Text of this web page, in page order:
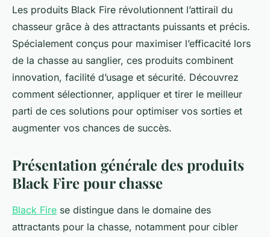
Produits Black Fire pour
chasse : Attirez efficacement le
gibier
Maxime•4 novembre 2025•4 min de lecture
Les produits Black Fire révolutionnent l’attirail du
chasseur grâce à des attractants puissants et précis.
Spécialement conçus pour maximiser l’efficacité lors
de la chasse au sanglier, ces produits combinent
innovation, facilité d’usage et sécurité. Découvrez
comment sélectionner, appliquer et tirer le meilleur
parti de ces solutions pour optimiser vos sorties et
augmenter vos chances de succès.
Présentation générale des produits
Black Fire pour chasse
Black Fire se distingue dans le domaine des
attractants pour la chasse, notamment pour cibler